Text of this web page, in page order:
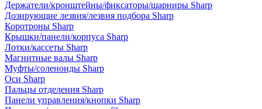
Держатели/кронштейны/фиксаторы/шарниры Sharp
Дозирующие лезвия/лезвия подбора Sharp
Коротроны Sharp
Крышки/панели/корпуса Sharp
Лотки/кассеты Sharp
Магнитные валы Sharp
Муфты/соленоиды Sharp
Оси Sharp
Пальцы отделения Sharp
Панели управления/кнопки Sharp